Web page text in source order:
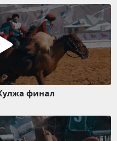
финал